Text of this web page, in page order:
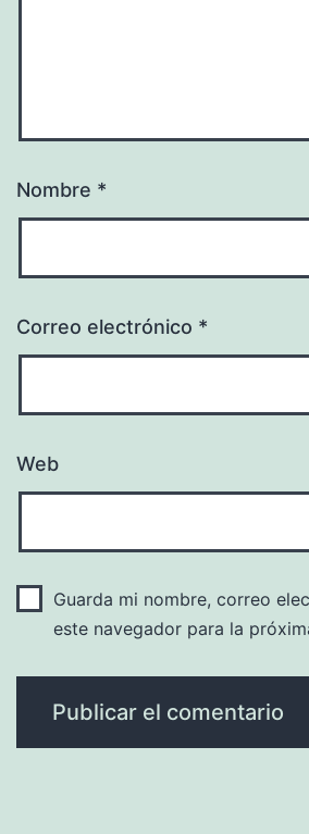
Nombre *
Correo electrónico *
Web
Guarda mi nombre, correo
este navegador para la